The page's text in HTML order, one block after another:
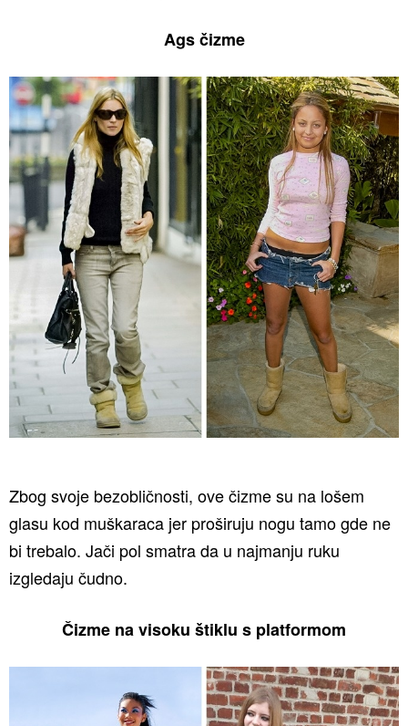
Ags čizme
Zbog svoje bezobličnosti, ove čizme su na lošem
glasu kod muškaraca jer proširuju nogu tamo gde ne
bi trebalo. Jači pol smatra da u najmanju ruku
izgledaju čudno.
Čizme na visoku štiklu s platformom